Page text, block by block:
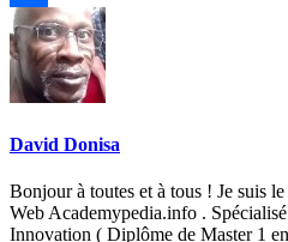
Partager
David Donisa
Bonjour à toutes et à tous ! Je suis
Web Academypedia.info .
Innovation ( Diplôme de Master 1